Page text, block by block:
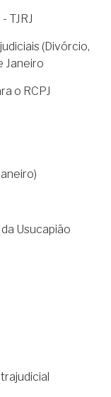
TJRJ
(Divórcio,
Janeiro
o RCPJ
Usucapião